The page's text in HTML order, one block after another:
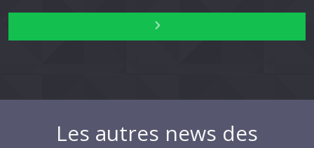
Les autres news des